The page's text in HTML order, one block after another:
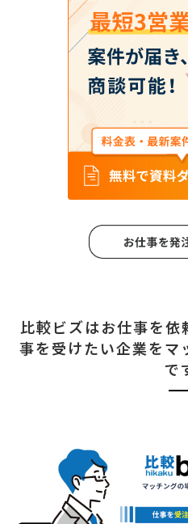
比較ビズはお仕事を依
事を受けたい企業をマ
で